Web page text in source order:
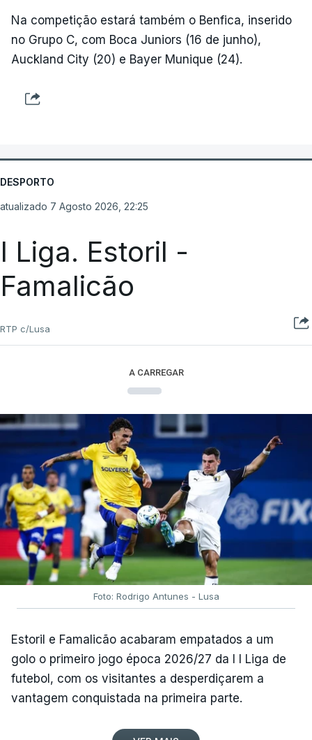
Na competição estará também o Benfica, inserido
no Grupo C, com Boca Juniors (16 de junho),
Auckland City (20) e Bayer Munique (24).
DESPORTO
atualizado 7 Agosto 2026, 22:25
I Liga. Estoril -
Famalicão
RTP c/Lusa
A CARREGAR
Foto: Rodrigo Antunes - Lusa
Estoril e Famalicão acabaram empatados a um
golo o primeiro jogo época 2026/27 da I I Liga de
futebol, com os visitantes a desperdiçarem a
vantagem conquistada na primeira parte.